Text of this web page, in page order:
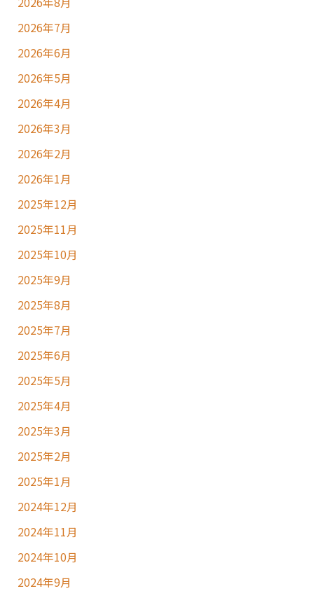
2026年7月
2026年6月
2026年5月
2026年4月
2026年3月
2026年2月
2026年1月
2025年12月
2025年11月
2025年10月
2025年9月
2025年8月
2025年7月
2025年6月
2025年5月
2025年4月
2025年3月
2025年2月
2025年1月
2024年12月
2024年11月
2024年10月
2024年9月